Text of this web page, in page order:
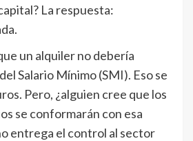
La respuesta:
un alquiler no debería
Salario Mínimo (SMI). Eso se
Pero, ¿alguien cree que los
se conformarán con esa
entrega el control al sector